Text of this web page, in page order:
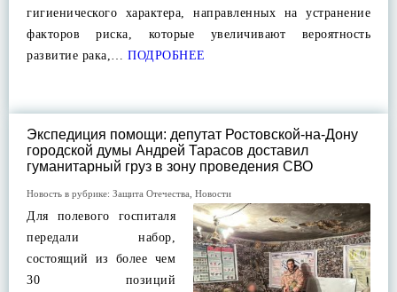
гигиенического характера, направленных на устранение
факторов риска, которые увеличивают вероятность
развитие рака,… ПОДРОБНЕЕ
Экспедиция помощи: депутат Ростовской-на-Дону
городской думы Андрей Тарасов доставил
гуманитарный груз в зону проведения СВО
Новость в рубрике: Защита Отечества Новости
Для полевого госпиталя
передали набор,
состоящий из более чем
30 позиций